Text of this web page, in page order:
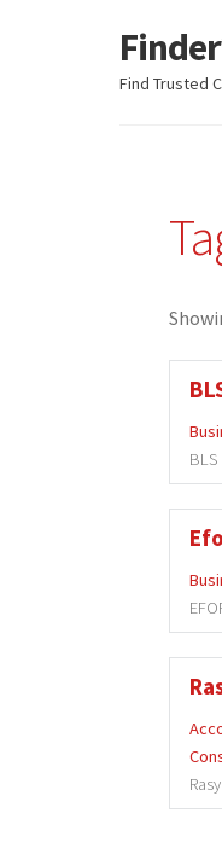
Skip
to
Skip
to
Find Trusted